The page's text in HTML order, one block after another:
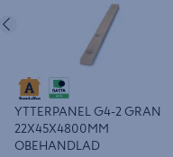
YTTERPANEL G4-2 GRAN
22X45X4800MM
OBEHANDLAD